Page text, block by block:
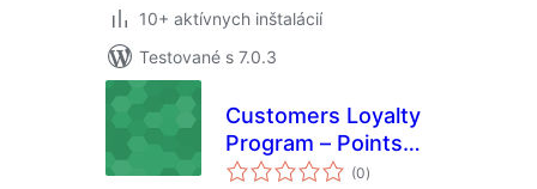
10+ aktívnych inštalácií
Testované s 7.0.3
Customers Loyalty
Program – Points
and Rewards(0celkové
hodnotenie
)